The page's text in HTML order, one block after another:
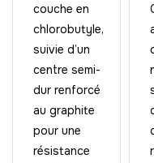
couche en
chlorobutyle,
suivie d’un
centre semi-
dur renforcé
au graphite
pour une
résistance